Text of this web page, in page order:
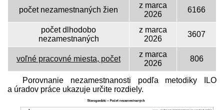
počet nezamestnaných žien
z marca
2026
6166
počet dlhodobo
nezamestnaných
z marca
2026
3607
voľné pracovné miesta, počet
z marca
2026
806
Porovnanie nezamestnanosti podľa metodiky ILO
a úradov práce ukazuje určite rozdiely.